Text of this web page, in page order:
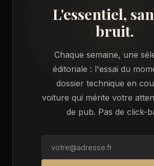
L'essentiel,
bruit.
Chaque semaine, une
éditoriale : l'essai du
dossier technique en
voiture qui mérite votre
de pub. Pas de click-